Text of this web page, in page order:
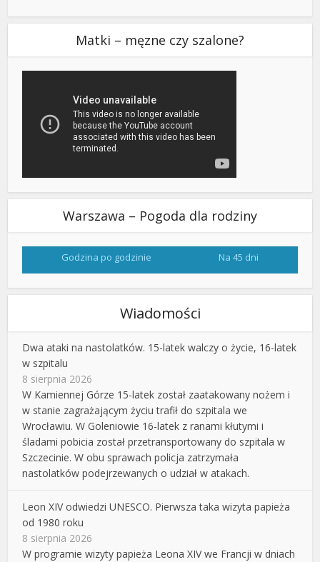
Matki – męzne czy szalone?
Warszawa – Pogoda dla rodziny
Godzina po godzinie Na 45 dni
Wiadomości
Dwa ataki na nastolatków. 15-latek walczy o życie, 16-latek
w szpitalu
8 sierpnia 2026
W Kamiennej Górze 15-latek został zaatakowany nożem i
w stanie zagrażającym życiu trafił do szpitala we
Wrocławiu. W Goleniowie 16-latek z ranami kłutymi i
śladami pobicia został przetransportowany do szpitala w
Szczecinie. W obu sprawach policja zatrzymała
nastolatków podejrzewanych o udział w atakach.
Leon XIV odwiedzi UNESCO. Pierwsza taka wizyta papieża
od 1980 roku
8 sierpnia 2026
W programie wizyty papieża Leona XIV we Francji w dniach